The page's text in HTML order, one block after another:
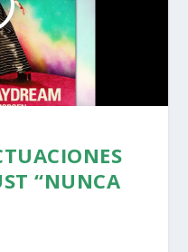
“NUNCA